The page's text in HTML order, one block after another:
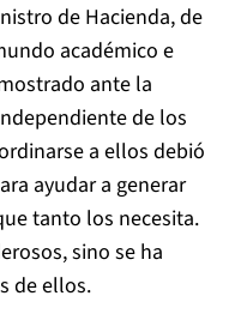
de Hacienda, de
académico e
ante la
de los
a ellos debió
ayudar a generar
tanto los necesita.
sino se ha
de ellos.